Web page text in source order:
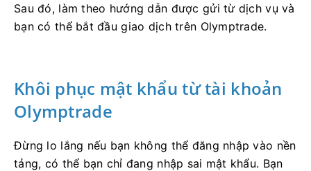
Sau đó, làm theo hướng dẫn được gửi từ dịch vụ và
bạn có thể bắt đầu giao dịch trên Olymptrade.
Khôi phục mật khẩu từ tài khoản
Olymptrade
Đừng lo lắng nếu bạn không thể đăng nhập vào nền
tảng, có thể bạn chỉ đang nhập sai mật khẩu. Bạn